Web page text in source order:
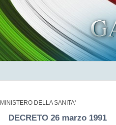
MINISTERO DELLA SANITA'
DECRETO 26 marzo 1991